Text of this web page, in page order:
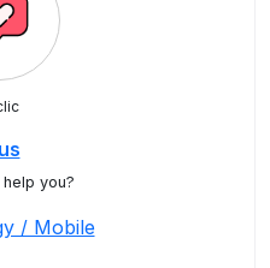
you?
/ Mobile